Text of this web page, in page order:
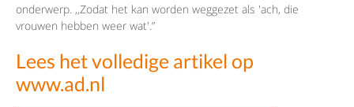
onderwerp. ,,Zodat het kan worden weggezet als 'ach, die
vrouwen hebben weer wat'.”
Lees het volledige artikel op
www.ad.nl